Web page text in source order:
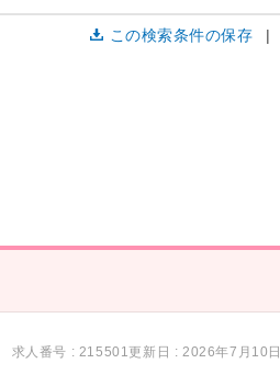
この検索条件の保存
求人番号 : 215501更新日 : 2026年7月10日